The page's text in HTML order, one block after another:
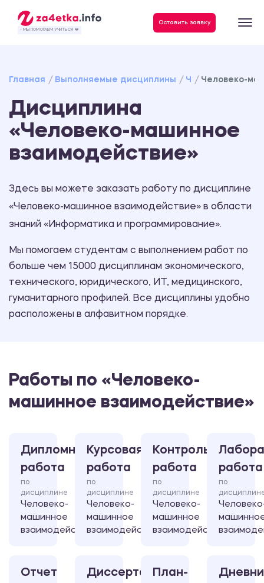
- МЫ ПОМОГАЕМ УЧИТЬСЯ ❤️
Оставить заявку
Главная Выполняемые дисциплины Ч Человеко-
Дисциплина
«Человеко-машинное
взаимодействие»
Здесь вы можете заказать работу по дисциплине
«Человеко-машинное взаимодействие» в области
знаний «Информатика и программирование».
Мы помогаем студентам с выполнением работ по
больше чем 15000 дисциплинам экономического,
технического, юридического, ИТ, медицинского,
гуманитарного профилей. Все дисциплины удобно
расположены в алфавитном порядке.
Работы по «Человеко-
машинное взаимодействие»
Дипломная
работа
по
дисциплине
Человеко-
машинное
взаимодействие
Курсовая
работа
по
дисциплине
Человеко-
машинное
взаимодействие
Контрольная
работа
по
дисциплине
Человеко-
машинное
взаимодействие
работа
по
Отчет
ДиссертацияПлан-